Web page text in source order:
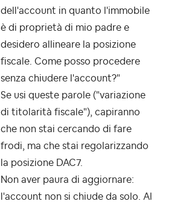
dell'account in quanto l'immobile
è di proprietà di mio padre e
desidero allineare la posizione
fiscale. Come posso procedere
senza chiudere l'account?"
Se usi queste parole ("variazione
di titolarità fiscale"), capiranno
che non stai cercando di fare
frodi, ma che stai regolarizzando
la posizione DAC7.
Non aver paura di aggiornare:
l'account non si chiude da solo. Al